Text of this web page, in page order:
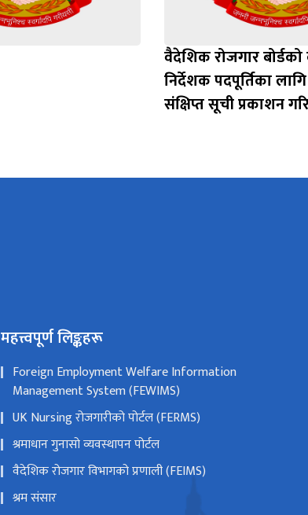
वैदेशिक रोजगार बोर्डको
निर्देशक पदपूर्तिका
संक्षिप्त सूची प्रकाशन
महत्त्वपूर्ण लिङ्कहरू
Foreign Employment Welfare Information
Management System (FEWIMS)
UK Nursing रोजगारीको पोर्टल (FERMS)
श्रमाधान गुनासो व्यवस्थापन पोर्टल
वैदेशिक रोजगार विभागको प्रणाली (FEIMS)
श्रम संसार